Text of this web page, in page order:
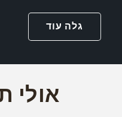
גלה עוד
אולי